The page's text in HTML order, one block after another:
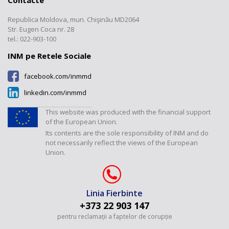
Contacte
electromagnetice, frecvență și
timp”
Laboratorul „Mărimi termice și
umiditate”
Laboratorul „Mărimi
dimensionale”
Laboratorul „Debite și volume”
Laboratorul „Mărimi fizico-
chimice”
Laboratorul "Presiuni și forțe"
Documente
Registrul produselor certificate
Tarife
Verificări/Expertize
Republica Moldova, mun. Chişinău MD2064
Str. Eugen Coca nr. 28
tel.: 022-903-100
INM pe Retele Sociale
facebook.com/inmmd
linkedin.com/inmmd
This website was produced with the financial support
of the European Union.
Its contents are the sole responsibility of INM and do
not necessarily reflect the views of the European
Union.
Linia Fierbinte
+373 22 903 147
pentru reclamații a faptelor de corupție